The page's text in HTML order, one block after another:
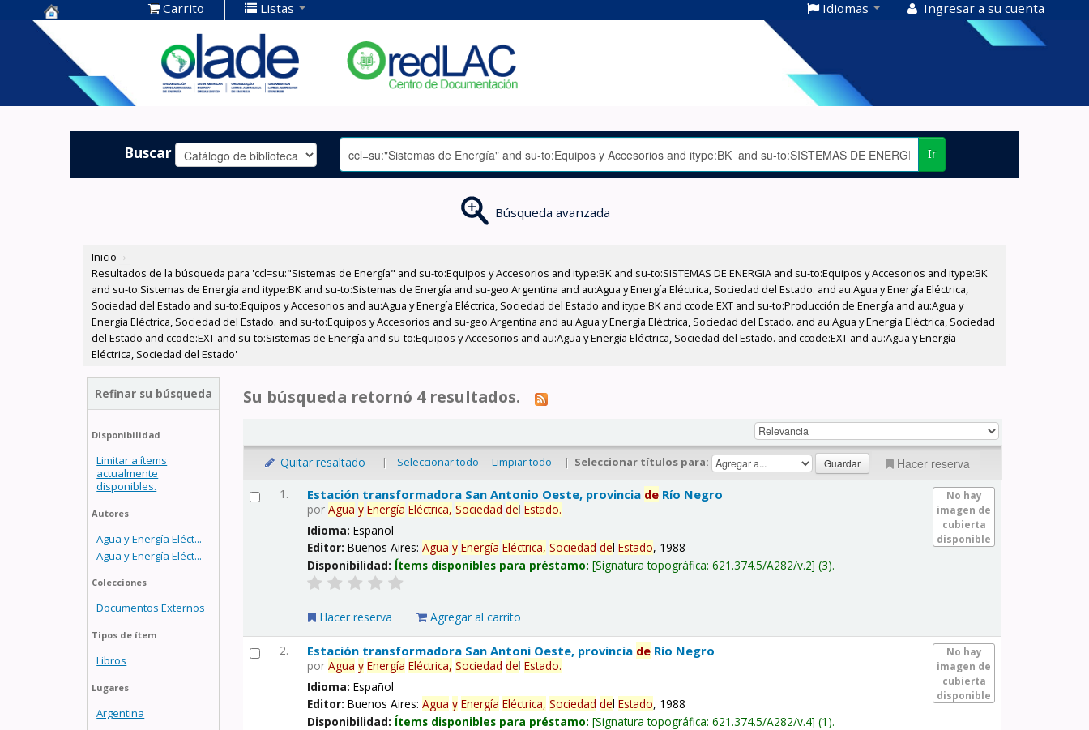
Centro de
Documentación
OLADE -
Carrito Listas Idiomas Ingresar a su cuenta
Buscar Ir
Búsqueda avanzada
Inicio ›
Resultados de la búsqueda para 'ccl=su:"Sistemas de Energía" and su-to:Equipos y Accesorios and itype:BK and su-to:SISTEMAS DE ENERGIA and su-to:Equipos y Accesorios and itype:BK
and su-to:Sistemas de Energía and itype:BK and su-to:Sistemas de Energía and su-geo:Argentina and au:Agua y Energía Eléctrica, Sociedad del Estado. and au:Agua y Energía Eléctrica,
Sociedad del Estado and su-to:Equipos y Accesorios and au:Agua y Energía Eléctrica, Sociedad del Estado and itype:BK and ccode:EXT and su-to:Producción de Energía and au:Agua y
Energía Eléctrica, Sociedad del Estado. and su-to:Equipos y Accesorios and su-geo:Argentina and au:Agua y Energía Eléctrica, Sociedad del Estado. and au:Agua y Energía Eléctrica, Sociedad
del Estado and ccode:EXT and su-to:Sistemas de Energía and su-to:Equipos y Accesorios and au:Agua y Energía Eléctrica, Sociedad del Estado. and ccode:EXT and au:Agua y Energía
Eléctrica, Sociedad del Estado'
Refinar su búsqueda
Disponibilidad
Limitar a ítems
actualmente
disponibles.
Autores
Agua y Energía Eléct...
Agua y Energía Eléct...
Colecciones
Documentos Externos
Tipos de ítem
Libros
Lugares
Argentina
Su búsqueda retornó 4 resultados.
Quitar resaltado | Seleccionar todo Limpiar todo | Seleccionar títulos para: Hacer reserva
1.
No hay
imagen de
cubierta
disponible
Estación transformadora San Antonio Oeste, provincia de Río Negro
porAgua y Energía Eléctrica, Sociedad delEstado.
Idioma:Español
Editor:Buenos Aires:Agua y Energía Eléctrica, Sociedad delEstado, 1988
Disponibilidad: Ítems disponibles para préstamo: Signatura topográfica:621.374.5/A282/v.2 (3).
Hacer reserva Agregar al carrito
2.
No hay
imagen de
cubierta
disponible
Estación transformadora San Antoni Oeste, provincia de Río Negro
porAgua y Energía Eléctrica, Sociedad delEstado.
Idioma:Español
Editor:Buenos Aires:Agua y Energía Eléctrica, Sociedad delEstado, 1988
Disponibilidad: Ítems disponibles para préstamo: Signatura topográfica:621.374.5/A282/v.4 (1).